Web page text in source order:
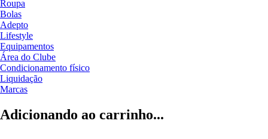
Roupa
Bolas
Adepto
Lifestyle
Equipamentos
Área do Clube
Condicionamento físico
Liquidação
Marcas
Adicionando ao carrinho...